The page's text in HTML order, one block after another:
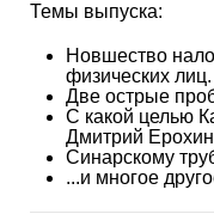
Темы выпуска:
Новшество
физических лиц.
Две острые
С какой целью
Дмитрий
Синарскому
...и многое